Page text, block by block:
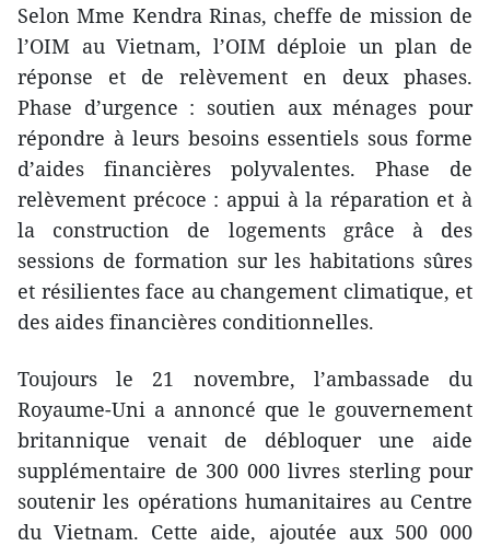
Selon Mme Kendra Rinas, cheffe de mission de
l’OIM au Vietnam, l’OIM déploie un plan de
réponse et de relèvement en deux phases.
Phase d’urgence : soutien aux ménages pour
répondre à leurs besoins essentiels sous forme
d’aides financières polyvalentes. Phase de
relèvement précoce : appui à la réparation et à
la construction de logements grâce à des
sessions de formation sur les habitations sûres
et résilientes face au changement climatique, et
des aides financières conditionnelles.
Toujours le 21 novembre, l’ambassade du
Royaume-Uni a annoncé que le gouvernement
britannique venait de débloquer une aide
supplémentaire de 300 000 livres sterling pour
soutenir les opérations humanitaires au Centre
du Vietnam. Cette aide, ajoutée aux 500 000